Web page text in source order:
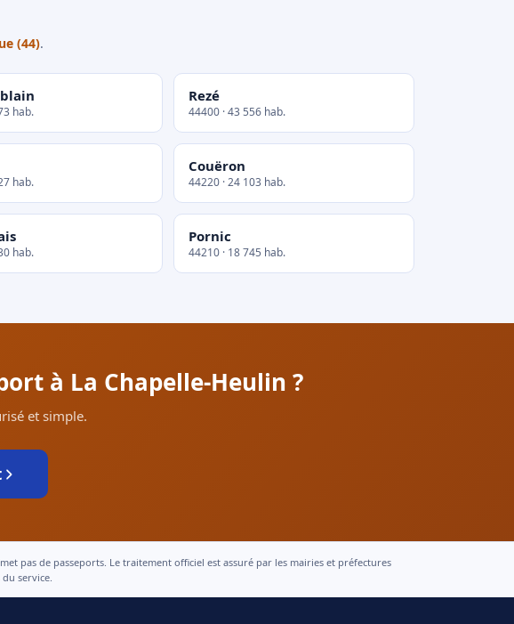
(44).
hab.
Rezé
44400 · 43 556 hab.
hab.
Couëron
44220 · 24 103 hab.
hab.
Pornic
44210 · 18 745 hab.
à La Chapelle-Heulin ?
et simple.
pas de passeports. Le traitement officiel est assuré par les mairies et préfectures
service.